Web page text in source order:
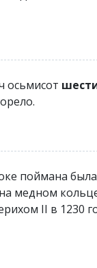
осьмисот
поймана
медном
II в 1230